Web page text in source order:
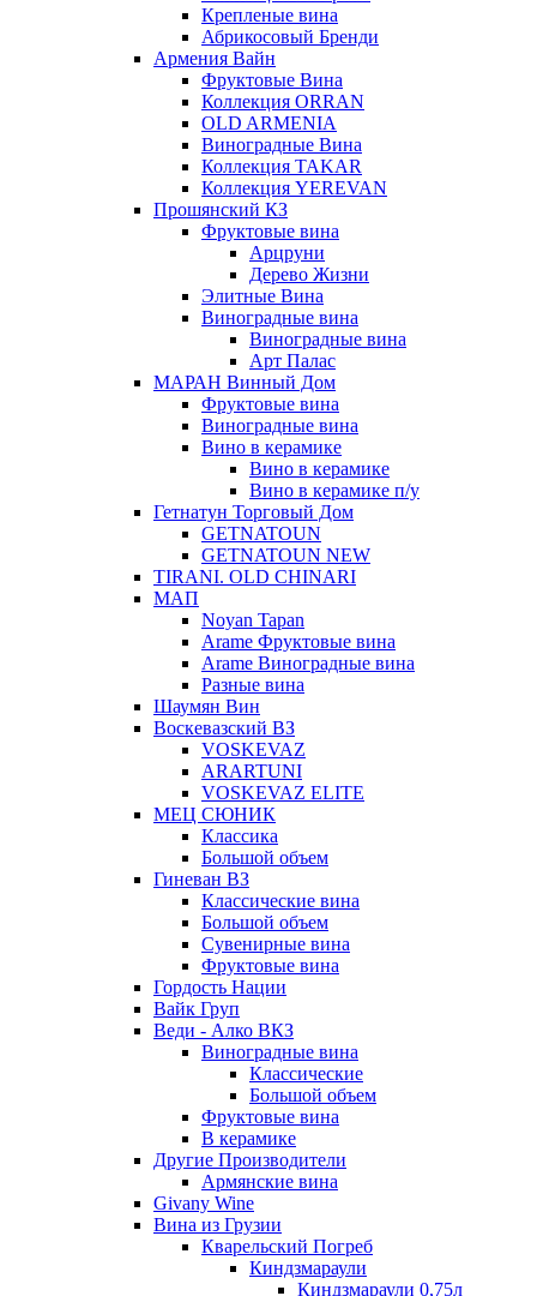
Крепленые вина
Абрикосовый Бренди
Армения Вайн
Фруктовые Вина
Коллекция ORRAN
OLD ARMENIA
Виноградные Вина
Коллекция TAKAR
Коллекция YEREVAN
Прошянский КЗ
Фруктовые вина
Арцруни
Дерево Жизни
Элитные Вина
Виноградные вина
Виноградные вина
Арт Палас
МАРАН Винный Дом
Фруктовые вина
Виноградные вина
Вино в керамике
Вино в керамике
Вино в керамике п/у
Гетнатун Торговый Дом
GETNATOUN
GETNATOUN NEW
TIRANI. OLD CHINARI
МАП
Noyan Tapan
Arame Фруктовые вина
Arame Виноградные вина
Разные вина
Шаумян Вин
Воскевазский ВЗ
VOSKEVAZ
ARARTUNI
VOSKEVAZ ELITE
МЕЦ СЮНИК
Классика
Большой объем
Гиневан ВЗ
Классические вина
Большой объем
Сувенирные вина
Фруктовые вина
Гордость Нации
Вайк Груп
Веди - Алко ВКЗ
Виноградные вина
Классические
Большой объем
Фруктовые вина
В керамике
Другие Производители
Армянские вина
Givany Wine
Вина из Грузии
Кварельский Погреб
Киндзмараули
Киндзмараули 0,75л